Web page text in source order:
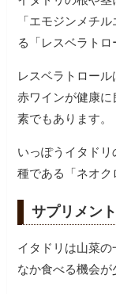
「エモジンメチ
る「レスベラトロ
レスベラトロール
赤ワインが健康
素でもあります。
いっぽうイタド
種である「ネオク
サプリメン
イタドリは山菜
なか食べる機会が